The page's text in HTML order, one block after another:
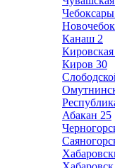
Чебоксары
Канаш 2
Кировская
Киров 30
Абакан 25